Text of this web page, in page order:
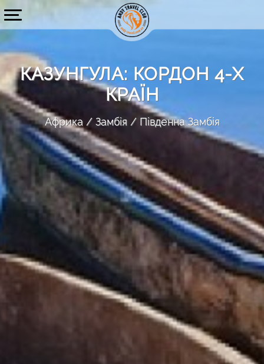
КАЗУНГУЛА: КОРДОН 4-Х
КРАЇН
Африка Замбія Південна Замбія